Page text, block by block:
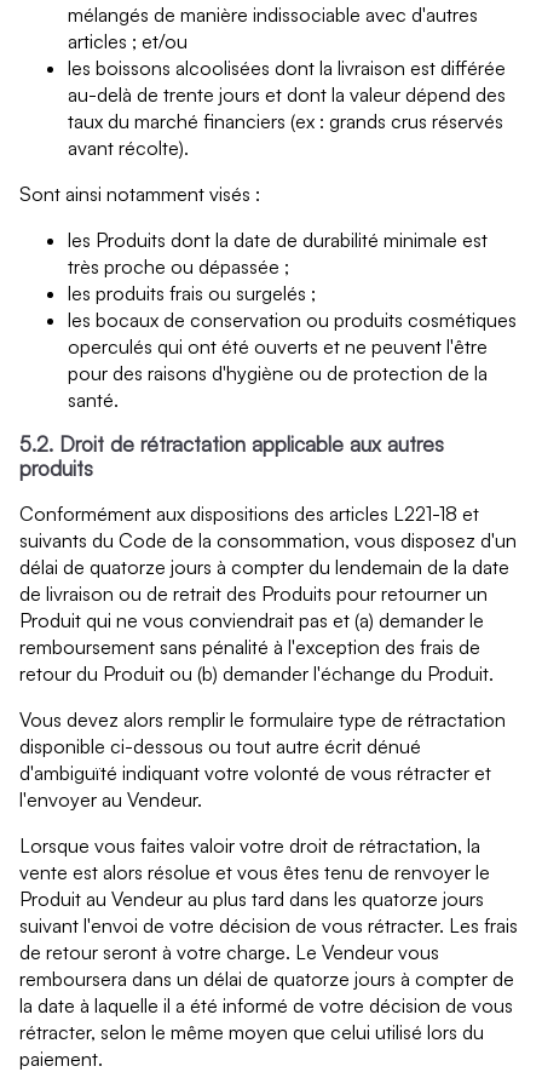
mélangés de manière indissociable avec d'autres
articles ; et/ou
les boissons alcoolisées dont la livraison est différée
au-delà de trente jours et dont la valeur dépend des
taux du marché financiers (ex : grands crus réservés
avant récolte).
Sont ainsi notamment visés :
les Produits dont la date de durabilité minimale est
très proche ou dépassée ;
les produits frais ou surgelés ;
les bocaux de conservation ou produits cosmétiques
operculés qui ont été ouverts et ne peuvent l'être
pour des raisons d'hygiène ou de protection de la
santé.
5.2. Droit de rétractation applicable aux autres
produits
Conformément aux dispositions des articles L221-18 et
suivants du Code de la consommation, vous disposez d'un
délai de quatorze jours à compter du lendemain de la date
de livraison ou de retrait des Produits pour retourner un
Produit qui ne vous conviendrait pas et (a) demander le
remboursement sans pénalité à l'exception des frais de
retour du Produit ou (b) demander l'échange du Produit.
Vous devez alors remplir le formulaire type de rétractation
disponible ci-dessous ou tout autre écrit dénué
d'ambiguïté indiquant votre volonté de vous rétracter et
l'envoyer au Vendeur.
Lorsque vous faites valoir votre droit de rétractation, la
vente est alors résolue et vous êtes tenu de renvoyer le
Produit au Vendeur au plus tard dans les quatorze jours
suivant l'envoi de votre décision de vous rétracter. Les frais
de retour seront à votre charge. Le Vendeur vous
remboursera dans un délai de quatorze jours à compter de
la date à laquelle il a été informé de votre décision de vous
rétracter, selon le même moyen que celui utilisé lors du
paiement.